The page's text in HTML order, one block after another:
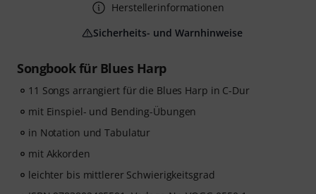
Songbook für Blues Harp
11 Songs arrangiert für die Blues Harp in C-Dur
mit Einspiel- und Bending-Übungen
in Notation und Tabulatur
mit Akkorden
leichter bis mittlerer Schwierigkeitsgrad
Herstellerinformationen
Sicherheits- und Warnhinweise